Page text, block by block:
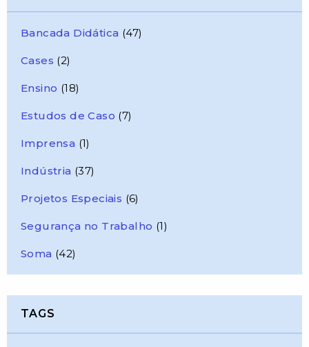
Bancada Didática (47)
Cases (2)
Ensino (18)
Estudos de Caso (7)
Imprensa (1)
Indústria (37)
Projetos Especiais (6)
Segurança no Trabalho (1)
Soma (42)
TAGS